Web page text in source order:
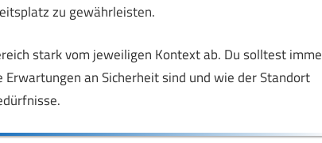
zu gewährleisten.
stark vom jeweiligen Kontext ab. Du solltest
an Sicherheit sind und wie der Standort